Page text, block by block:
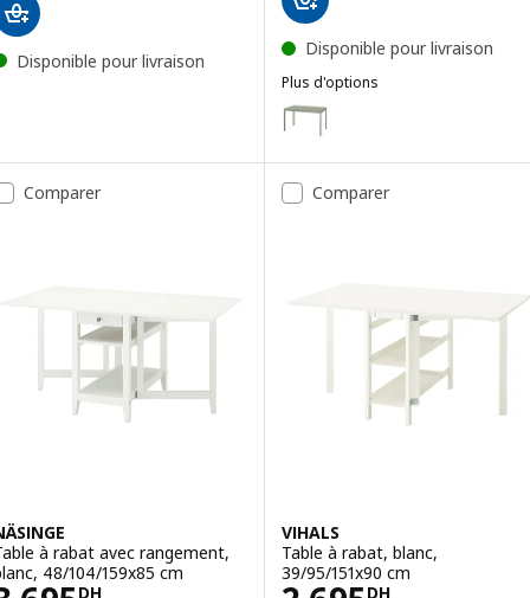
Disponible pour livraison
Disponible pour livraison
Plus d'options
VIHALS
Option : VIHALS, Table
Comparer
à rabat avec rangement,
48/104/159x85 cm
DH
Comparer
VIHALS
Table à rabat, blanc,
39/95/151x90 cm
DH